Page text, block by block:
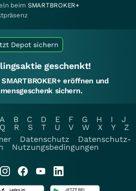
beim SMARTBROKER+
Depot sichern
geschenkt!
eröffnen und
sichern.
A B C D E F G H I
J
Q R S T U V W X Y
Z
Datenschutz
Datenschutz-
Nutzungsbedingungen